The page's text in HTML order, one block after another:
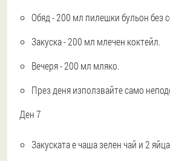
Обяд - 200 мл пилешки бульон без
Закуска - 200 мл млечен коктейл.
Вечеря - 200 мл мляко.
През деня използвайте само
Ден 7
Закуската е чаша зелен чай и 2